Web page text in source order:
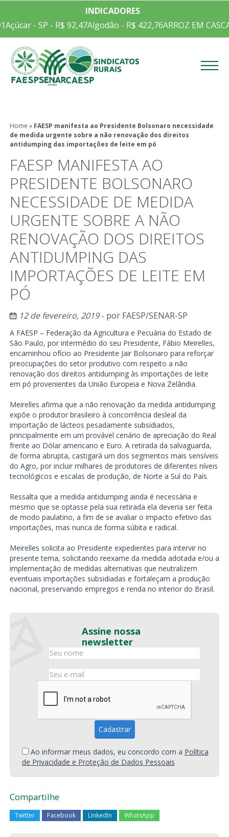
INDICADORES
Açúcar - SP - R$ 92,47Algodão - R$ 422,76ARROZ EM
Home » FAESP manifesta ao Presidente Bolsonaro necessidade
de medida urgente sobre a não renovação dos direitos
antidumping das importações de leite em pó
FAESP MANIFESTA AO
PRESIDENTE BOLSONARO
NECESSIDADE DE MEDIDA
URGENTE SOBRE A NÃO
RENOVAÇÃO DOS DIREITOS
ANTIDUMPING DAS
IMPORTAÇÕES DE LEITE EM
PÓ
12 de fevereiro, 2019- por FAESP/SENAR-SP
A FAESP – Federação da Agricultura e Pecuária do Estado de
São Paulo, por intermédio do seu Presidente, Fábio Meirelles,
encaminhou ofício ao Presidente Jair Bolsonaro para reforçar
preocupações do setor produtivo com respeito a não
renovação dos direitos antidumping às importações de leite
em pó provenientes da União Europeia e Nova Zelândia.
Meirelles afirma que a não renovação da medida antidumping
expõe o produtor brasileiro à concorrência desleal da
importação de lácteos pesadamente subsidiados,
principalmente em um provável cenário de apreciação do Real
frente ao Dólar americano e Euro. A retirada da salvaguarda,
de forma abrupta, castigará um dos segmentos mais sensíveis
do Agro, por incluir milhares de produtores de diferentes níveis
tecnológicos e escalas de produção, de Norte a Sul do País.
Ressalta que a medida antidumping ainda é necessária e
mesmo que se optasse pela sua retirada ela deveria ser feita
de modo paulatino, a fim de se avaliar o impacto efetivo das
importações, mas nunca de forma súbita e radical.
Meirelles solicita ao Presidente expedientes para intervir no
presente tema, solicitando reexame da medida adotada e/ou a
implementação de medidas alternativas que neutralizem
eventuais importações subsidiadas e fortaleçam a produção
nacional, preservando empregos e renda no interior do Brasil.
Assine nossa
newsletter
Ao informar meus dados, eu concordo com a Política
de Privacidade e Proteção de Dados Pessoais
Compartilhe
Twitter Facebook LinkedIn WhatsApp